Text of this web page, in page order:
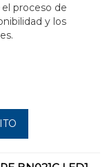
proceso de
y los